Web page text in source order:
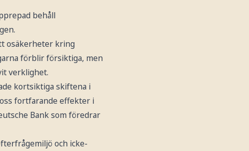
behåll
osäkerheter kring
förblir försiktiga, men
verklighet.
kortsiktiga skiftena i
fortfarande effekter i
Bank som föredrar
och icke-